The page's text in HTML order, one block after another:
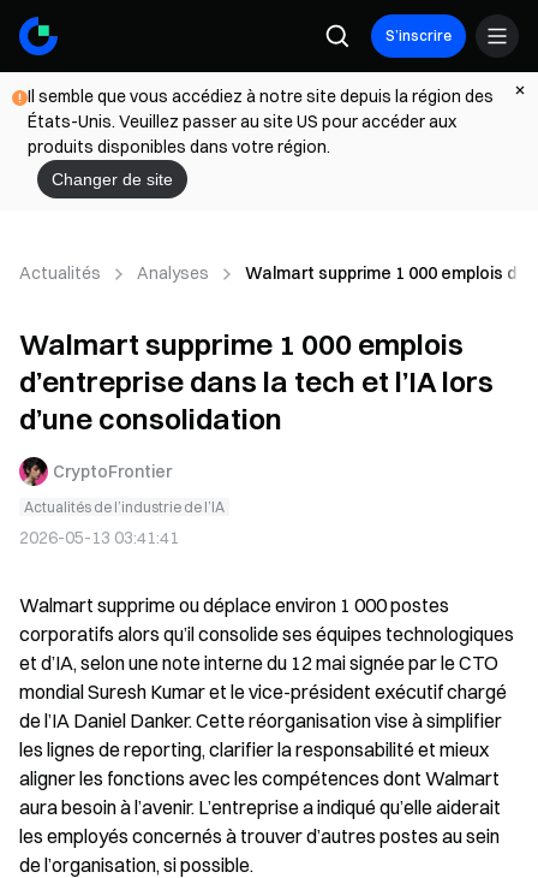
S’inscrire
Il semble que vous accédiez à notre site depuis la région des
États-Unis. Veuillez passer au site US pour accéder aux
produits disponibles dans votre région.
Changer de site
Actualités Analyses Walmart supprime 1 000 emplois
Walmart supprime 1 000 emplois
d’entreprise dans la tech et l’IA lors
d’une consolidation
CryptoFrontier
Actualités de l’industrie de l’IA
2026-05-13 03:41:41
Walmart supprime ou déplace environ 1 000 postes
corporatifs alors qu’il consolide ses équipes technologiques
et d’IA, selon une note interne du 12 mai signée par le CTO
mondial Suresh Kumar et le vice-président exécutif chargé
de l’IA Daniel Danker. Cette réorganisation vise à simplifier
les lignes de reporting, clarifier la responsabilité et mieux
aligner les fonctions avec les compétences dont Walmart
aura besoin à l’avenir. L’entreprise a indiqué qu’elle aiderait
les employés concernés à trouver d’autres postes au sein
de l’organisation, si possible.